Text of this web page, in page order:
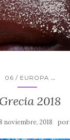
06 / EUROPA ...
Grecia 2018
noviembre, 2018 por